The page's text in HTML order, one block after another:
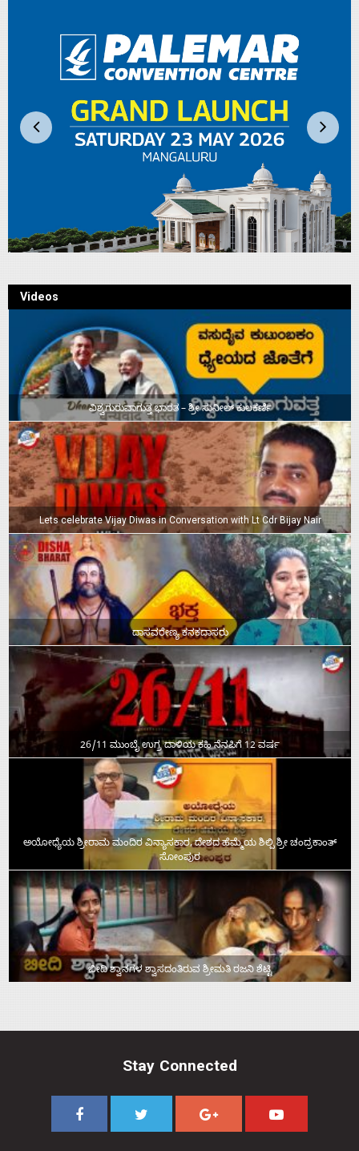
Videos
ವಿಶ್ವಗುರುವಾಗುತ್ತ ಭಾರತ – ಶ್ರೀ ಸುನೀಲ್‌ ಕುಲಕರ್ಣಿ
Lets celebrate Vijay Diwas in Conversation with Lt Cdr Bijay Nair
ದಾಸವರೇಣ್ಯ ಕನಕದಾಸರು
26/11 ಮುಂಬೈ ಉಗ್ರ ದಾಳಿಯ ಕಹಿ ನೆನಪಿಗೆ 12 ವರ್ಷ
ಅಯೋಧ್ಯೆಯ ಶ್ರೀರಾಮ ಮಂದಿರ ವಿನ್ಯಾಸಕಾರ, ದೇಶದ ಹೆಮ್ಮೆಯ ಶಿಲ್ಪಿ ಶ್ರೀ ಚಂದ್ರಕಾಂತ್‌
ಸೋಂಪುರ
ಬೀದಿ ಶ್ವಾನಗಳ ಶ್ವಾಸದಂತಿರುವ ಶ್ರೀಮತಿ ರಜನಿ ಶೆಟ್ಟಿ
Stay Connected